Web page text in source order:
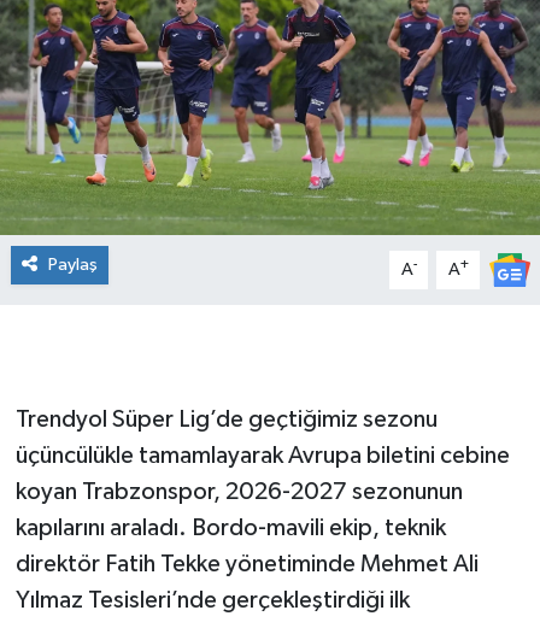
Paylaş A- A+
Trendyol Süper Lig’de geçtiğimiz sezonu
üçüncülükle tamamlayarak Avrupa biletini cebine
koyan Trabzonspor, 2026-2027 sezonunun
kapılarını araladı. Bordo-mavili ekip, teknik
direktör Fatih Tekke yönetiminde Mehmet Ali
Yılmaz Tesisleri’nde gerçekleştirdiği ilk